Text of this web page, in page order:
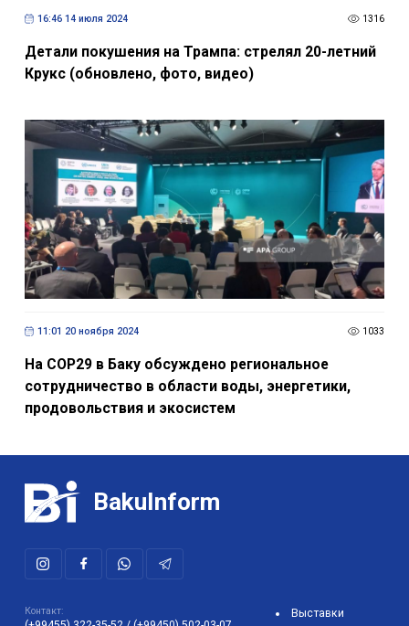
16:46 14 июля 2024 1316
Детали покушения на Трампа: стрелял 20-летний
Крукс (обновлено, фото, видео)
11:01 20 ноября 2024 1033
На СОР29 в Баку обсуждено региональное
сотрудничество в области воды, энергетики,
продовольствия и экосистем
BakuInform
Контакт:
Выставки